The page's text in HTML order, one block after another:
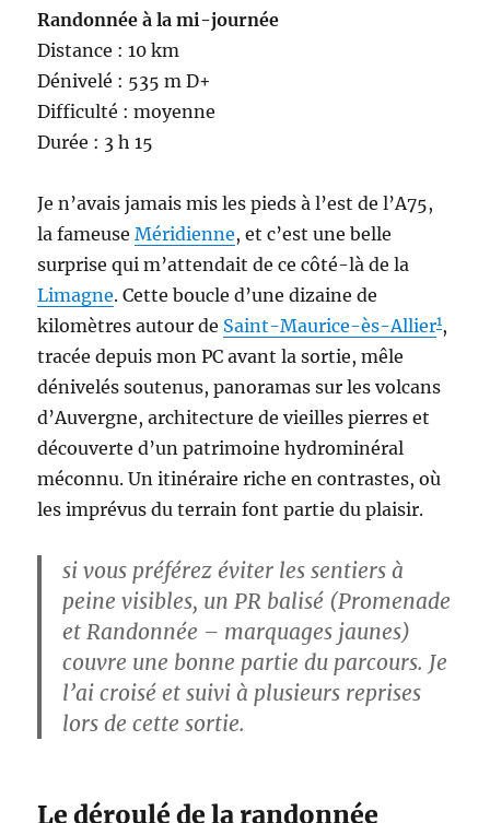
Randonnée à la mi-journée
Distance : 10 km
Dénivelé : 535 m D+
Difficulté : moyenne
Durée : 3 h 15
Je n’avais jamais mis les pieds à l’est de l’A75,
la fameuseMéridienne, et c’est une belle
surprise qui m’attendait de ce côté-là de la
Limagne. Cette boucle d’une dizaine de
kilomètres autour de Saint-Maurice-ès-Allier1,
tracée depuis mon PC avant la sortie, mêle
dénivelés soutenus, panoramas sur les volcans
d’Auvergne, architecture de vieilles pierres et
découverte d’un patrimoine hydrominéral
méconnu. Un itinéraire riche en contrastes, où
les imprévus du terrain font partie du plaisir.
si vous préférez éviter les sentiers à
peine visibles, un PR balisé (Promenade
et Randonnée – marquages jaunes)
couvre une bonne partie du parcours. Je
l’ai croisé et suivi à plusieurs reprises
lors de cette sortie.
Le déroulé de la randonnée